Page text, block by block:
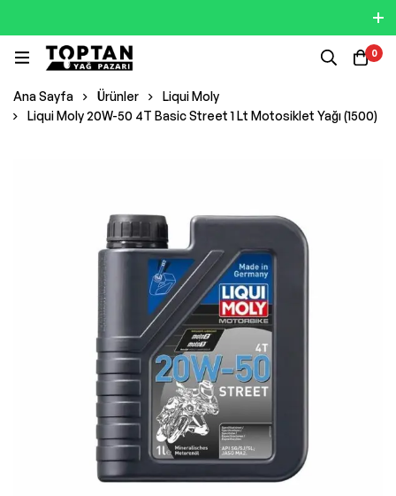
0
Ana Sayfa Ürünler
Liqui Moly
Liqui Moly 20W-50 4T Basic Street 1 Lt Motosiklet Yağı (1500)